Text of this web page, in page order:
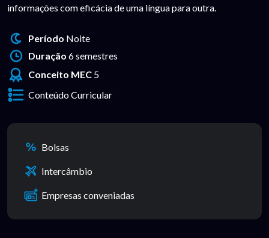
informações com eficácia de uma língua para outra.
Período Noite
Duração 6 semestres
Conceito MEC 5
Conteúdo Curricular
Bolsas
Intercâmbio
Empresas conveniadas